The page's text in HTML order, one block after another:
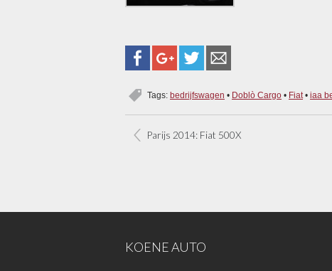
Tags: bedrijfswagen • Doblò Cargo • Fiat • iaa
Parijs 2014: Fiat 500X
KOENE AUTO